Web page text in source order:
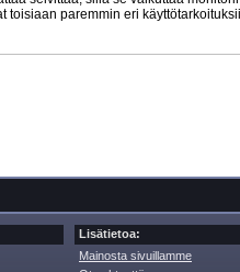
toisiaan paremmin eri
Lisätietoa:
Mainosta sivuillamme